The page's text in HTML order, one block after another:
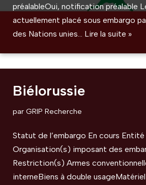
préalableOui, notification préalable
actuellement placé sous embargo
des Nations unies… Lire la suite »
Biélorussie
par GRIP Recherche
Statut de l’embargo En cours
Organisation(s) imposant des
Restriction(s) Armes
interneBiens à double